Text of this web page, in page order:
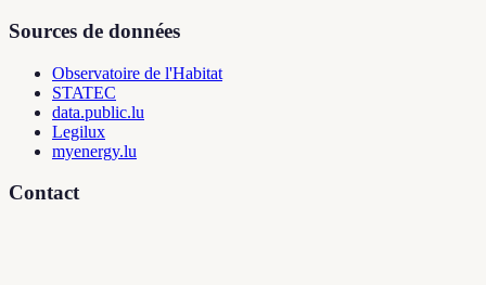
Sources de données
Observatoire de l'Habitat
STATEC
data.public.lu
Legilux
myenergy.lu
Contact